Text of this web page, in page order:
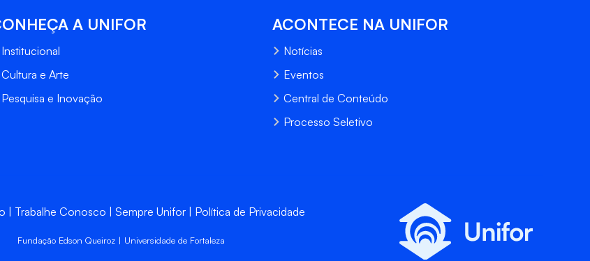
A UNIFOR
Institucional
Cultura e Arte
Pesquisa e Inovação
ACONTECE NA UNIFOR
Notícias
Eventos
Central de Conteúdo
Processo Seletivo
Trabalhe Conosco Sempre Unifor Política de Privacidade
Fundação Edson Queiroz | Universidade de Fortaleza